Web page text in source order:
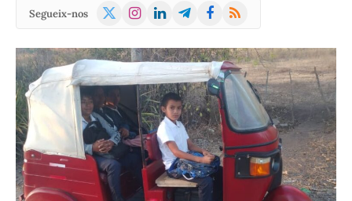
Segueix-nos
X
Instagram
LinkedInTelegramFacebook
RSS